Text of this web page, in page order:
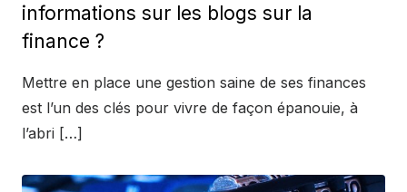
informations sur les blogs sur la
finance ?
Mettre en place une gestion saine de ses finances
est l’un des clés pour vivre de façon épanouie, à
l’abri […]